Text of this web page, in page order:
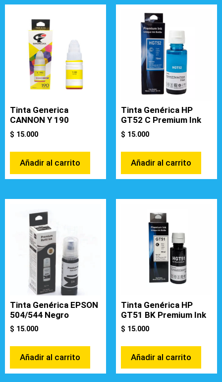
Tinta Generica
CANNON Y 190
$ 15.000
Añadir al carrito
Tinta Genérica HP
GT52 C Premium Ink
$ 15.000
Añadir al carrito
Tinta Genérica EPSON
504/544 Negro
$ 15.000
Añadir al carrito
Tinta Genérica HP
GT51 BK Premium Ink
$ 15.000
Añadir al carrito